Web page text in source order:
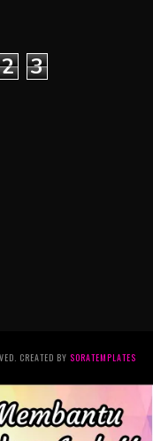
2 3
CREATED BY SORATEMPLATES